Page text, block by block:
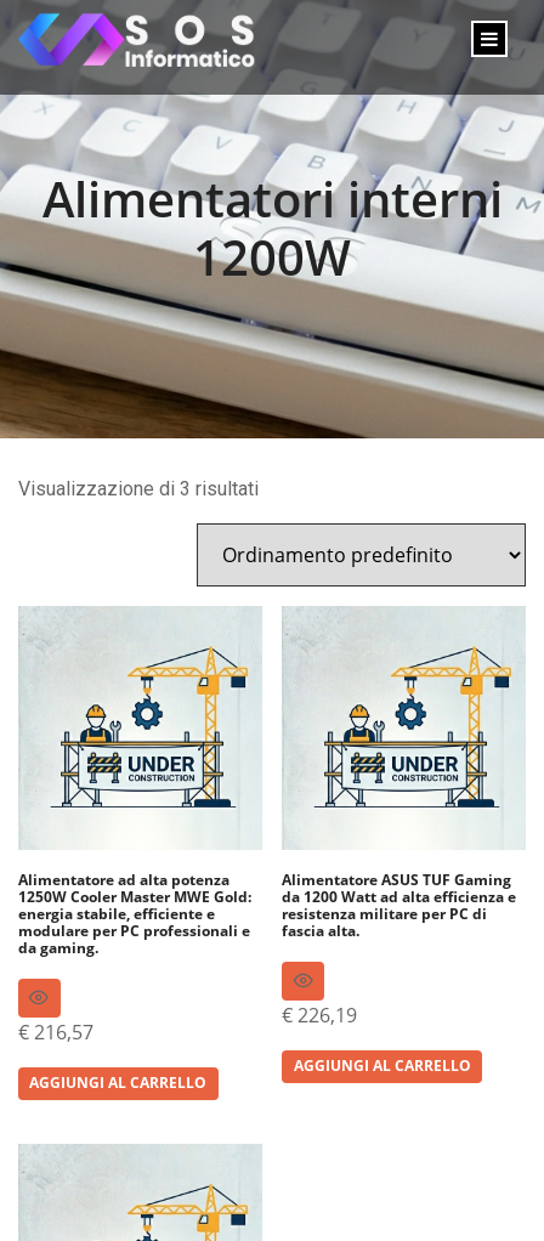
Alimentatori interni
1200W
Visualizzazione di 3 risultati
Alimentatore ad alta potenza
1250W Cooler Master MWE Gold:
energia stabile, efficiente e
modulare per PC professionali e
da gaming.
€216,57
AGGIUNGI AL CARRELLO
Alimentatore ASUS TUF Gaming
da 1200 Watt ad alta efficienza e
resistenza militare per PC di
fascia alta.
€226,19
AGGIUNGI AL CARRELLO